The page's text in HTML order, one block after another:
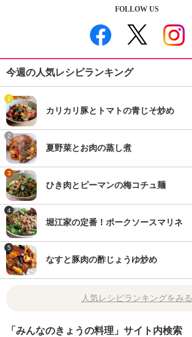
FOLLOW US
今週の人気レシピランキング
1
カリカリ豚とトマトの青じそ炒め
2
夏野菜とお肉の蒸し煮
3
ひき肉とピーマンの梅コチュ麺
4
堀江家の定番！ポークソースマリネ
5
なすと豚肉の酢じょうゆ炒め
人気レシピランキングをみる
「みんなのきょうの料理」サイト内検索